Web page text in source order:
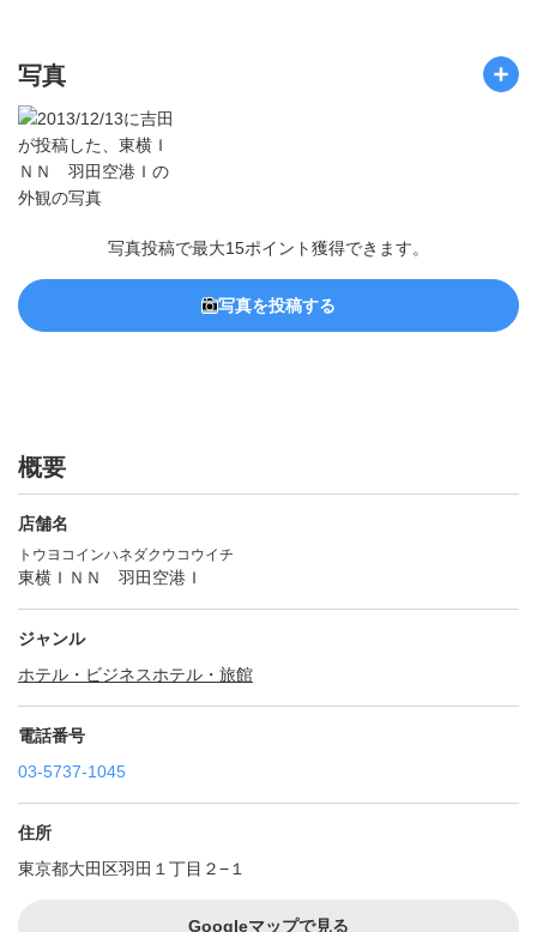
写真
写真投稿で最大15ポイント獲得できます。
写真を投稿する
概要
店舗名
トウヨコインハネダクウコウイチ
東横ＩＮＮ 羽田空港Ｉ
ジャンル
ホテル・ビジネスホテル・旅館
電話番号
03-5737-1045
住所
東京都大田区羽田１丁目２−１
Googleマップで見る